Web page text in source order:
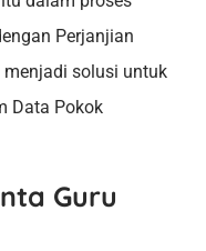
Perjanjian
menjadi solusi untuk
Data Pokok
Guru